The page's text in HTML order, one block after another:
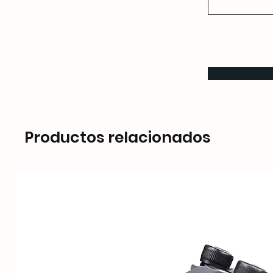
Productos relacionados